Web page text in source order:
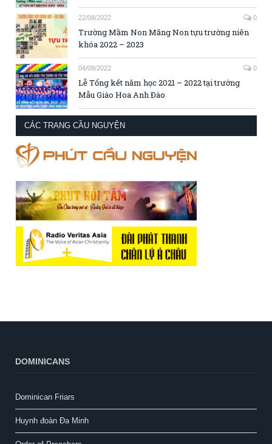
22/08/2022 0
Trường Mầm Non Măng Non tựu trường niên
khóa 2022 – 2023
04/08/2022 0
Lễ Tổng kết năm học 2021 – 2022 tại trường
Mẫu Giáo Hoa Anh Đào
CÁC TRANG CẦU NGUYỆN
DOMINICANS
Dominican Friars
Huynh đoàn Đa Minh